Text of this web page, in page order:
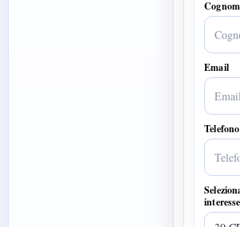
Email
Telefono
interesse